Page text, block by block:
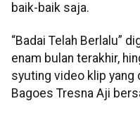
baik-baik saja.
“Badai Telah Berlalu”
enam bulan terakhir,
syuting video klip yang
Bagoes Tresna Aji